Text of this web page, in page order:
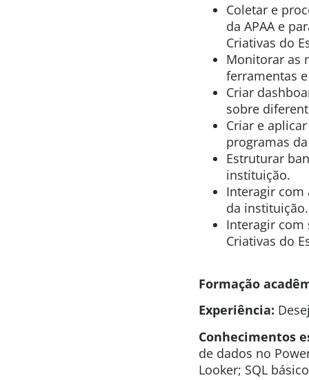
Coletar e
da APAA e
Criativas do
Monitorar as
ferramentas
Criar
sobre
Criar e
programas
Estruturar
instituição.
Interagir com
da instituição.
Interagir com
Criativas do
Formação
Experiência:
Conhecimentos
de dados no
Looker; SQL